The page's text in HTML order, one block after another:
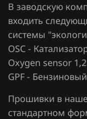
Cadillac
Changan
Chenglong
Chery
Chrysler
В заводскую
входить
системы
OSC -
Oxygen sensor
GPF -
Прошивки в
стандартном